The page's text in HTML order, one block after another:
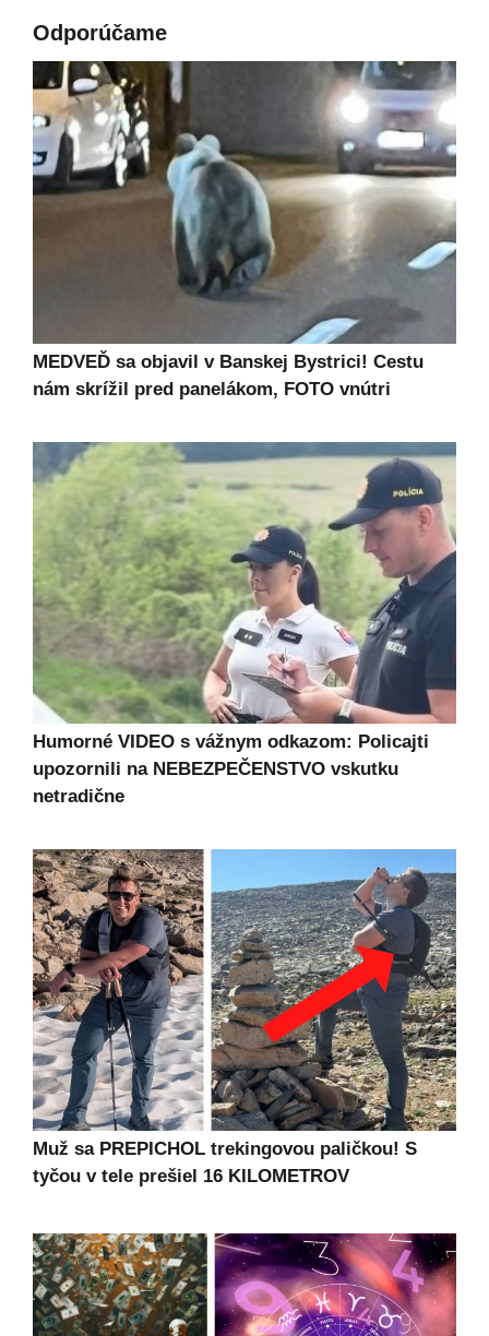
Odporúčame
MEDVEĎ sa objavil v Banskej Bystrici! Cestu
nám skrížil pred panelákom, FOTO vnútri
Humorné VIDEO s vážnym odkazom: Policajti
upozornili na NEBEZPEČENSTVO vskutku
netradične
Muž sa PREPICHOL trekingovou paličkou! S
tyčou v tele prešiel 16 KILOMETROV